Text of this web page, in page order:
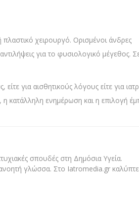
χειρουργό. Ορισμένοι άνδρες
για το φυσιολογικό μέγεθος.
για αισθητικούς λόγους είτε για
κατάλληλη ενημέρωση και η επιλογή
σπουδές στη Δημόσια Υγεία.
γλώσσα. Στο Iatromedia.gr